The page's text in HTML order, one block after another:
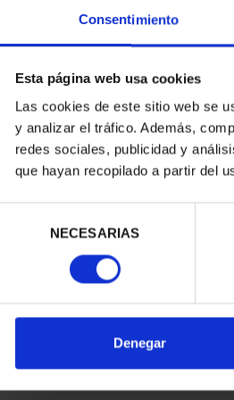
Consentimiento
Esta página web usa cookies
Las cookies de este sitio web se
y analizar el tráfico. Además,
redes sociales, publicidad y
que hayan recopilado a partir del
consentimiento
NECESARIAS
Denegar
100 EURO
BICENTENARY
€1,245.00
SORT BY: